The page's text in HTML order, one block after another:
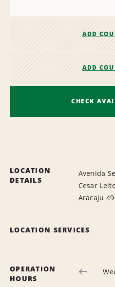
ADD
ADD
CHECK
LOCATION
DETAILS
Avenida
Cesar
Aracaju
LOCATION SERVICES
OPERATION
HOURS